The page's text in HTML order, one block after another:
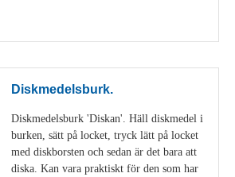
Diskmedelsburk.
Diskmedelsburk 'Diskan'. Häll diskmedel i
burken, sätt på locket, tryck lätt på locket
med diskborsten och sedan är det bara att
diska. Kan vara praktiskt för den som har